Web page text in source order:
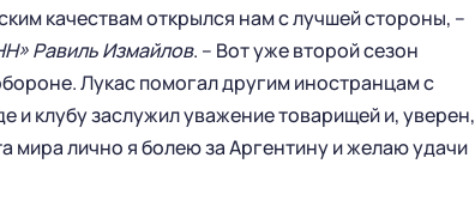
качествам открылся нам с лучшей стороны, –
Равиль Измайлов. – Вот уже второй сезон
Лукас помогал другим иностранцам с
и клубу заслужил уважение товарищей и, уверен,
мира лично я болею за Аргентину и желаю удачи